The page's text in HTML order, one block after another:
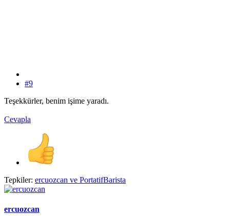
#9
Teşekkürler, benim işime yaradı.
Cevapla
Tepkiler: ercuozcan ve PortatifBarista
ercuozcan